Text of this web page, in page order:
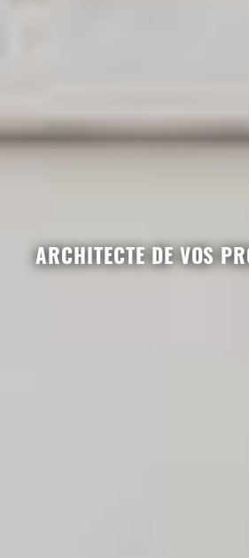
ARCHITECTE DE VOS